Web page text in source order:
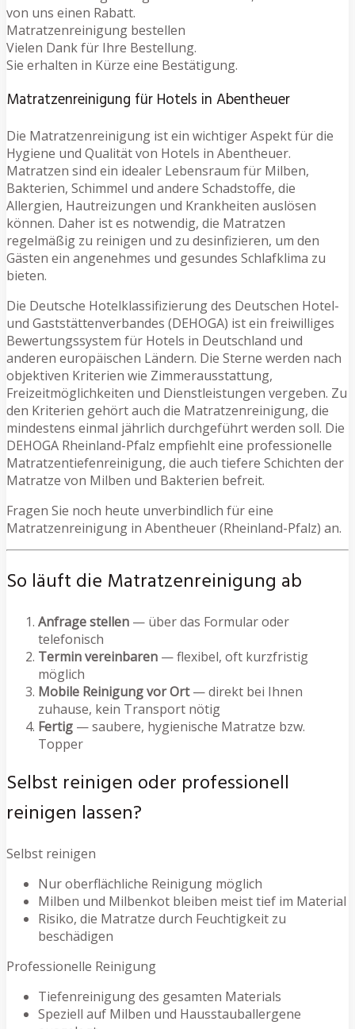
von uns einen Rabatt.
Matratzenreinigung bestellen
Vielen Dank für Ihre Bestellung.
Sie erhalten in Kürze eine Bestätigung.
Matratzenreinigung für Hotels in Abentheuer
Die Matratzenreinigung ist ein wichtiger Aspekt für die
Hygiene und Qualität von Hotels in Abentheuer.
Matratzen sind ein idealer Lebensraum für Milben,
Bakterien, Schimmel und andere Schadstoffe, die
Allergien, Hautreizungen und Krankheiten auslösen
können. Daher ist es notwendig, die Matratzen
regelmäßig zu reinigen und zu desinfizieren, um den
Gästen ein angenehmes und gesundes Schlafklima zu
bieten.
Die Deutsche Hotelklassifizierung des Deutschen Hotel-
und Gaststättenverbandes (DEHOGA) ist ein freiwilliges
Bewertungssystem für Hotels in Deutschland und
anderen europäischen Ländern. Die Sterne werden nach
objektiven Kriterien wie Zimmerausstattung,
Freizeitmöglichkeiten und Dienstleistungen vergeben. Zu
den Kriterien gehört auch die Matratzenreinigung, die
mindestens einmal jährlich durchgeführt werden soll. Die
DEHOGA Rheinland-Pfalz empfiehlt eine professionelle
Matratzentiefenreinigung, die auch tiefere Schichten der
Matratze von Milben und Bakterien befreit.
Fragen Sie noch heute unverbindlich für eine
Matratzenreinigung in Abentheuer (Rheinland-Pfalz) an.
So läuft die Matratzenreinigung ab
Anfrage stellen — über das Formular oder
telefonisch
Termin vereinbaren — flexibel, oft kurzfristig
möglich
Mobile Reinigung vor Ort— direkt bei Ihnen
zuhause, kein Transport nötig
Fertig — saubere, hygienische Matratze bzw.
Topper
Selbst reinigen oder professionell
reinigen lassen?
Selbst reinigen
Nur oberflächliche Reinigung möglich
Milben und Milbenkot bleiben meist tief im Material
Risiko, die Matratze durch Feuchtigkeit zu
beschädigen
Professionelle Reinigung
Tiefenreinigung des gesamten Materials
Speziell auf Milben und Hausstauballergene